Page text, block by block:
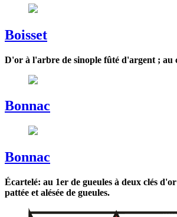
Boisset
D'or à l'arbre de sinople fûté d'argent ; au
Bonnac
Bonnac
Écartelé: au 1er de gueules à deux clés
pattée et alésée de gueules.